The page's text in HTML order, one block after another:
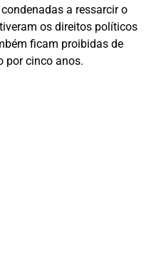
a ressarcir o
os direitos políticos
ficam proibidas de
por cinco anos.